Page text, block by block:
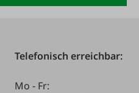
Telefonisch erreichbar:
Mo - Fr: